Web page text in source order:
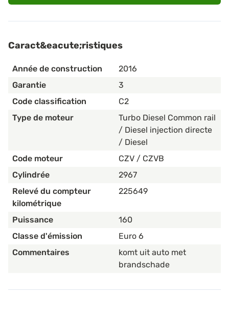
Caract&eacute;ristiques
Année de construction
2016
Garantie
3
Code classification
C2
Type de moteur
Turbo Diesel Common rail
/ Diesel injection directe
/ Diesel
Code moteur
CZV / CZVB
Cylindrée
2967
Relevé du compteur
kilométrique
225649
Puissance
160
Classe d'émission
Euro 6
Commentaires
komt uit auto met
brandschade